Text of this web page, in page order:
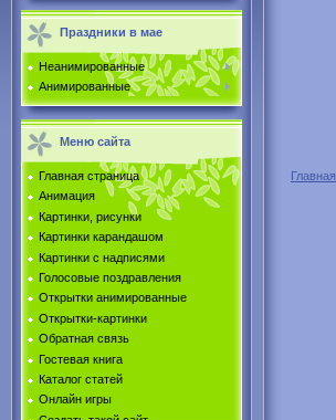
Праздники в мае
Неанимированные
Анимированные
Меню сайта
Главная страница
Анимация
Картинки, рисунки
Картинки карандашом
Картинки с надписями
Голосовые поздравления
Открытки анимированные
Открытки-картинки
Обратная связь
Гостевая книга
Каталог статей
Онлайн игры
Главная